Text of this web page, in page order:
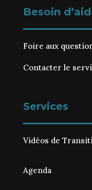
Besoin
Foire aux
Contacter le
Services
Vidéos de
Agenda